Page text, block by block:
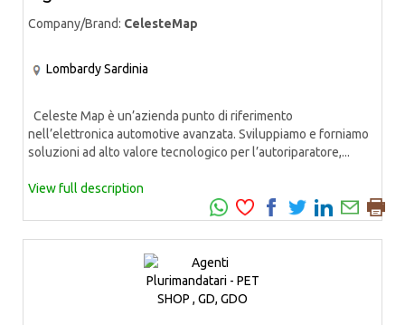
Company/Brand: CelesteMap
LombardySardinia
Celeste Map è un’azienda punto di riferimento
nell’elettronica automotive avanzata. Sviluppiamo e forniamo
soluzioni ad alto valore tecnologico per l’autoriparatore,...
View full description